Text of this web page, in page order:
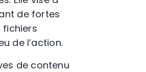
de fortes
fichiers
de l’action.
de contenu